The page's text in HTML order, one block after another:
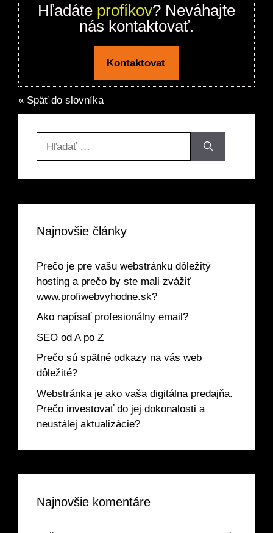
Hľadáte profíkov? Neváhajte
nás kontaktovať.
Kontaktovať
« Späť do slovníka
Najnovšie články
Prečo je pre vašu webstránku dôležitý
hosting a prečo by ste mali zvážiť
www.profiwebvyhodne.sk?
Ako napísať profesionálny email?
SEO od A po Z
Prečo sú spätné odkazy na vás web
dôležité?
Webstránka je ako vaša digitálna predajňa.
Prečo investovať do jej dokonalosti a
neustálej aktualizácie?
Najnovšie komentáre